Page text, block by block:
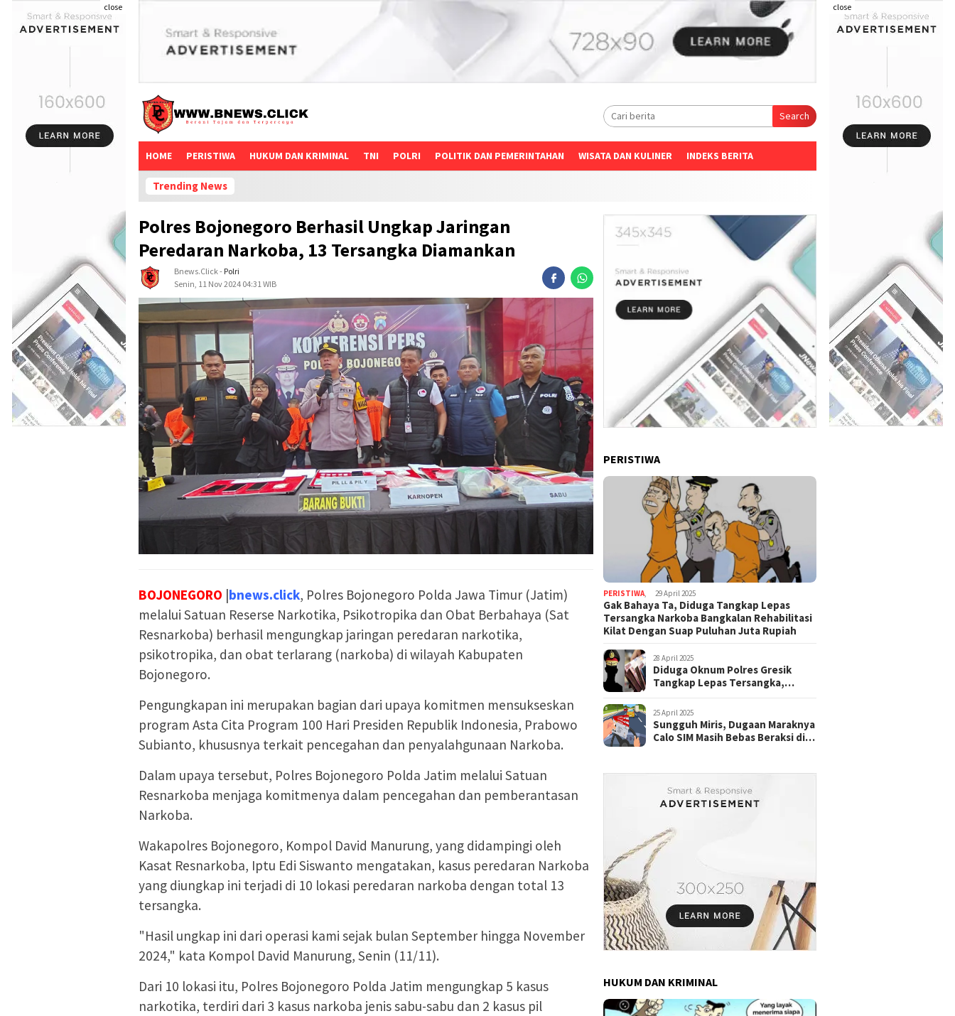
close close
Search
HOME PERISTIWA HUKUM DAN KRIMINAL TNI POLRI POLITIK DAN PEMERINTAHAN WISATA DAN KULINER INDEKS BERITA
Trending News
Polres Bojonegoro Berhasil Ungkap Jaringan
Peredaran Narkoba, 13 Tersangka Diamankan
Bnews.click- Polri
Senin, 11 Nov 2024 04:31 WIB
BOJONEGORO |bnews.click, Polres Bojonegoro Polda Jawa Timur (Jatim)
melalui Satuan Reserse Narkotika, Psikotropika dan Obat Berbahaya (Sat
Resnarkoba) berhasil mengungkap jaringan peredaran narkotika,
psikotropika, dan obat terlarang (narkoba) di wilayah Kabupaten
Bojonegoro.
Pengungkapan ini merupakan bagian dari upaya komitmen mensukseskan
program Asta Cita Program 100 Hari Presiden Republik Indonesia, Prabowo
Subianto, khususnya terkait pencegahan dan penyalahgunaan Narkoba.
Dalam upaya tersebut, Polres Bojonegoro Polda Jatim melalui Satuan
Resnarkoba menjaga komitmenya dalam pencegahan dan pemberantasan
Narkoba.
Wakapolres Bojonegoro, Kompol David Manurung, yang didampingi oleh
Kasat Resnarkoba, Iptu Edi Siswanto mengatakan, kasus peredaran Narkoba
yang diungkap ini terjadi di 10 lokasi peredaran narkoba dengan total 13
tersangka.
"Hasil ungkap ini dari operasi kami sejak bulan September hingga November
2024," kata Kompol David Manurung, Senin (11/11).
Dari 10 lokasi itu, Polres Bojonegoro Polda Jatim mengungkap 5 kasus
narkotika, terdiri dari 3 kasus narkoba jenis sabu-sabu dan 2 kasus pil
PERISTIWA
PERISTIWA, 29 April 2025
Gak Bahaya Ta, Diduga Tangkap Lepas
Tersangka Narkoba Bangkalan Rehabilitasi
Kilat Dengan Suap Puluhan Juta Rupiah
28 April 2025
Diduga Oknum Polres Gresik
Tangkap Lepas Tersangka,
25 April 2025
Sungguh Miris, Dugaan Maraknya
Calo SIM Masih Bebas Beraksi di
HUKUM DAN KRIMINAL